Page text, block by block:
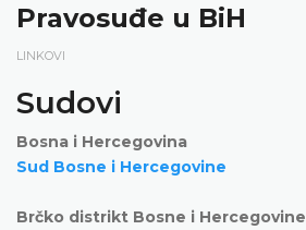
Pravosuđe u BiH
LINKOVI
Sudovi
Bosna i Hercegovina
Sud Bosne i Hercegovine
Brčko distrikt Bosne i Hercegovine